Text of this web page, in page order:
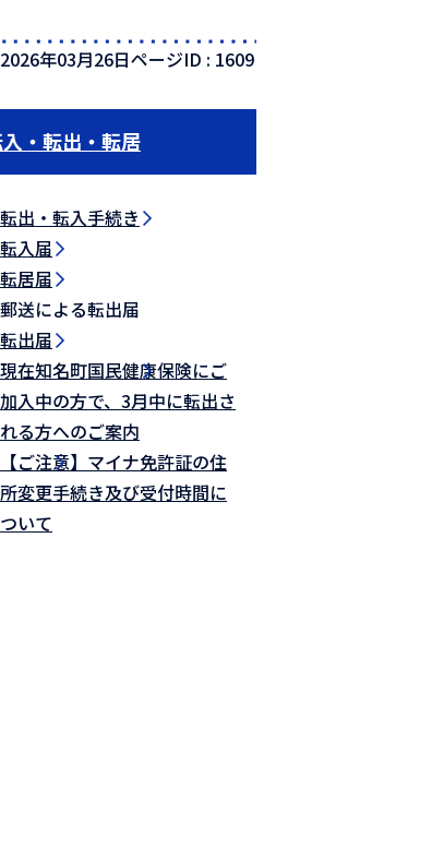
年03月26日ページID : 1609
・転出・転居
転出・転入手続き
転入届
転居届
郵送による転出届
転出届
現在知名町国民健康保険にご
加入中の方で、3月中に転出さ
れる方へのご案内
【ご注意】マイナ免許証の住
所変更手続き及び受付時間に
ついて